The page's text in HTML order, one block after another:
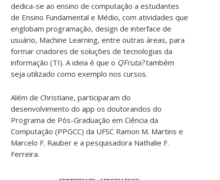
dedica-se ao ensino de computação a estudantes
de Ensino Fundamental e Médio, com atividades que
englobam programação, design de interface de
usuário, Machine Learning, entre outras áreas, para
formar criadores de soluções de tecnologias da
informação (TI). A ideia é que o QFruta?também
seja utilizado como exemplo nos cursos.
Além de Christiane, participaram do
desenvolvimento do app os doutorandos do
Programa de Pós-Graduação em Ciência da
Computação (PPGCC) da UFSC Ramon M. Martins e
Marcelo F. Rauber e a pesquisadora Nathalie F.
Ferreira.